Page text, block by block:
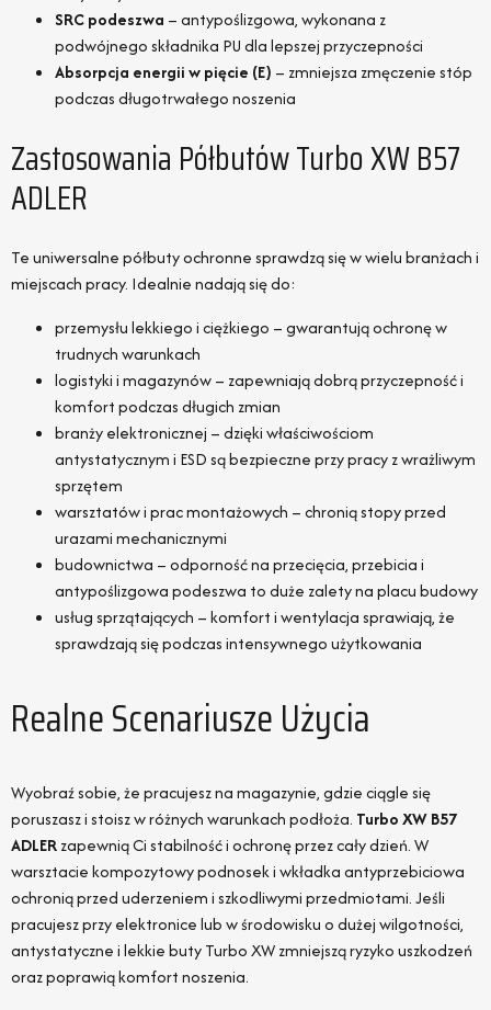
SRC podeszwa – antypoślizgowa, wykonana z
podwójnego składnika PU dla lepszej przyczepności
Absorpcja energii w pięcie (E) – zmniejsza zmęczenie stóp
podczas długotrwałego noszenia
Zastosowania Półbutów Turbo XW B57
ADLER
Te uniwersalne półbuty ochronne sprawdzą się w wielu branżach i
miejscach pracy. Idealnie nadają się do:
przemysłu lekkiego i ciężkiego – gwarantują ochronę w
trudnych warunkach
logistyki i magazynów – zapewniają dobrą przyczepność i
komfort podczas długich zmian
branży elektronicznej – dzięki właściwościom
antystatycznym i ESD są bezpieczne przy pracy z wrażliwym
sprzętem
warsztatów i prac montażowych – chronią stopy przed
urazami mechanicznymi
budownictwa – odporność na przecięcia, przebicia i
antypoślizgowa podeszwa to duże zalety na placu budowy
usług sprzątających – komfort i wentylacja sprawiają, że
sprawdzają się podczas intensywnego użytkowania
Realne Scenariusze Użycia
Wyobraź sobie, że pracujesz na magazynie, gdzie ciągle się
poruszasz i stoisz w różnych warunkach podłoża. Turbo XW B57
ADLERzapewnią Ci stabilność i ochronę przez cały dzień. W
warsztacie kompozytowy podnosek i wkładka antyprzebiciowa
ochronią przed uderzeniem i szkodliwymi przedmiotami. Jeśli
pracujesz przy elektronice lub w środowisku o dużej wilgotności,
antystatyczne i lekkie buty Turbo XW zmniejszą ryzyko uszkodzeń
oraz poprawią komfort noszenia.